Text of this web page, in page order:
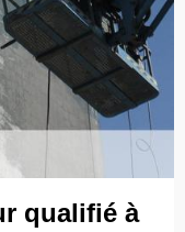
qualifié à